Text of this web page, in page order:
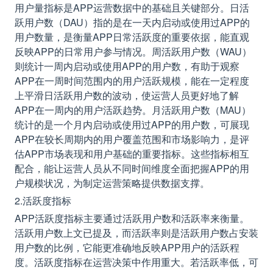
用户量指标是APP运营数据中的基础且关键部分。日活
跃用户数（DAU）指的是在一天内启动或使用过APP的
用户数量，是衡量APP日常活跃度的重要依据，能直观
反映APP的日常用户参与情况。周活跃用户数（WAU）
则统计一周内启动或使用APP的用户数，有助于观察
APP在一周时间范围内的用户活跃规模，能在一定程度
上平滑日活跃用户数的波动，使运营人员更好地了解
APP在一周内的用户活跃趋势。月活跃用户数（MAU）
统计的是一个月内启动或使用过APP的用户数，可展现
APP在较长周期内的用户覆盖范围和市场影响力，是评
估APP市场表现和用户基础的重要指标。这些指标相互
配合，能让运营人员从不同时间维度全面把握APP的用
户规模状况，为制定运营策略提供数据支撑。
2.活跃度指标
APP活跃度指标主要通过活跃用户数和活跃率来衡量。
活跃用户数上文已提及，而活跃率则是活跃用户数占安装
用户数的比例，它能更准确地反映APP用户的活跃程
度。活跃度指标在运营决策中作用重大。若活跃率低，可